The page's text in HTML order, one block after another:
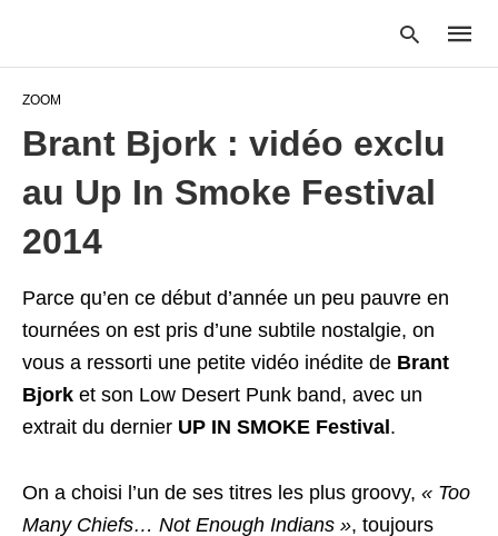
ZOOM
Brant Bjork : vidéo exclu
au Up In Smoke Festival
2014
Parce qu’en ce début d’année un peu pauvre en
tournées on est pris d’une subtile nostalgie, on
vous a ressorti une petite vidéo inédite de Brant
Bjork et son Low Desert Punk band, avec un
extrait du dernier UP IN SMOKE Festival .
On a choisi l’un de ses titres les plus groovy, « Too
Many Chiefs… Not Enough Indians », toujours